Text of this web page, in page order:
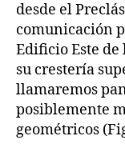
desde el
comunicación
Edificio Este
su crestería
llamaremos
posiblemente
geométricos